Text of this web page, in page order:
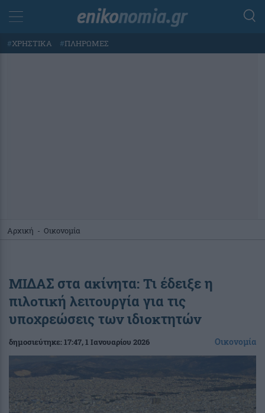
#ΧΡΗΣΤΙΚΑ #ΠΛΗΡΩΜΕΣ
Αρχική - Οικονομία
ΜΙΔΑΣ στα ακίνητα: Τι έδειξε η
πιλοτική λειτουργία για τις
υποχρεώσεις των ιδιοκτητών
δημοσιεύτηκε:17:47, 1 Ιανουαρίου 2026 Οικονομία